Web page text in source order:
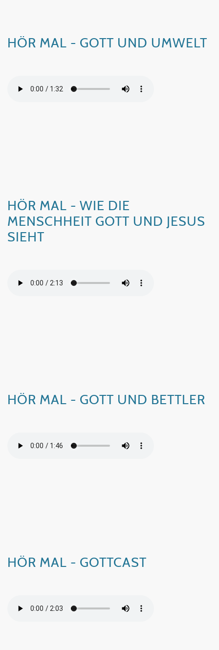
HÖR MAL - GOTT UND UMWELT
HÖR MAL - WIE DIE
MENSCHHEIT GOTT UND JESUS
SIEHT
HÖR MAL - GOTT UND BETTLER
HÖR MAL - GOTTCAST